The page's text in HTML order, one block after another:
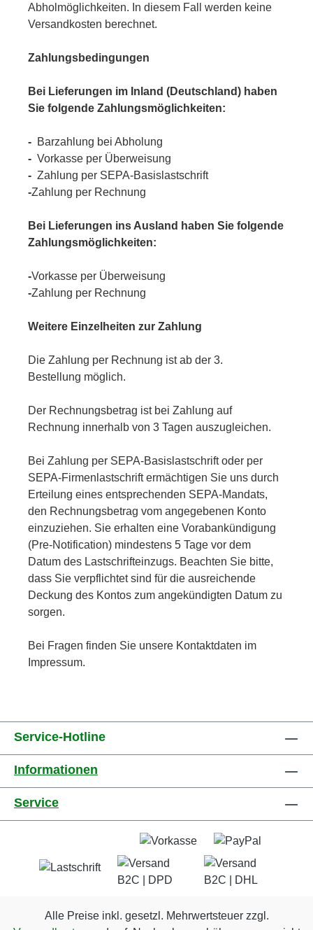
Abholmöglichkeiten. In diesem Fall werden keine
Versandkosten berechnet.
Zahlungsbedingungen
Bei Lieferungen im Inland (Deutschland) haben
Sie folgende Zahlungsmöglichkeiten:
- Barzahlung bei Abholung
- Vorkasse per Überweisung
- Zahlung per SEPA-Basislastschrift
-Zahlung per Rechnung
Bei Lieferungen ins Ausland haben Sie folgende
Zahlungsmöglichkeiten:
-Vorkasse per Überweisung
-Zahlung per Rechnung
Weitere Einzelheiten zur Zahlung
Die Zahlung per Rechnung istab der 3.
Bestellung möglich.
Der Rechnungsbetrag ist bei Zahlung auf
Rechnung innerhalb von 3 Tagen auszugleichen.
Bei Zahlung per SEPA-Basislastschrift oder per
SEPA-Firmenlastschrift ermächtigen Sie uns durch
Erteilung eines entsprechenden SEPA-Mandats,
den Rechnungsbetrag vom angegebenen Konto
einzuziehen. Sie erhalten eine Vorabankündigung
(Pre-Notification) mindestens 5 Tage vor dem
Datum des Lastschrifteinzugs. Beachten Sie bitte,
dass Sie verpflichtet sind für die ausreichende
Deckung des Kontos zum angekündigten Datum zu
sorgen.
Bei Fragen finden Sie unsere Kontaktdaten im
Impressum.
Service-Hotline
Informationen
Service
Alle Preise inkl. gesetzl. Mehrwertsteuer zzgl.